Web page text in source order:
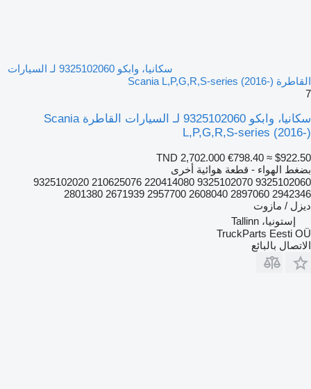
سكانيا، وابكو 9325102060 لـ السيارات
القاطرة Scania L,P,G,R,S-series (2016-)
7
سكانيا، وابكو 9325102060 لـ السيارات القاطرة Scania
L,P,G,R,S-series (2016-)
TND 2,702.000 €798.40 ≈ $922.50
بضغط الهواء - قطعة هوائية أخرى
9325102060 9325102070 220414080 210625076 9325102020
2942346 2897060 2608040 2957700 2671939 2801380
ديزل / مازوت
إستونيا، Tallinn
TruckParts Eesti OÜ
الاتصال بالبائع